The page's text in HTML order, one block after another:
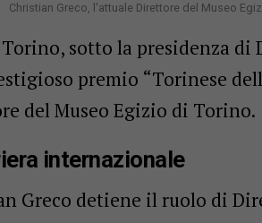
Christian Greco, l'attuale Direttore del Museo
sotto la presidenza di
premio “Torinese
del Museo Egizio di Torino.
internazionale
Greco detiene il ruolo di